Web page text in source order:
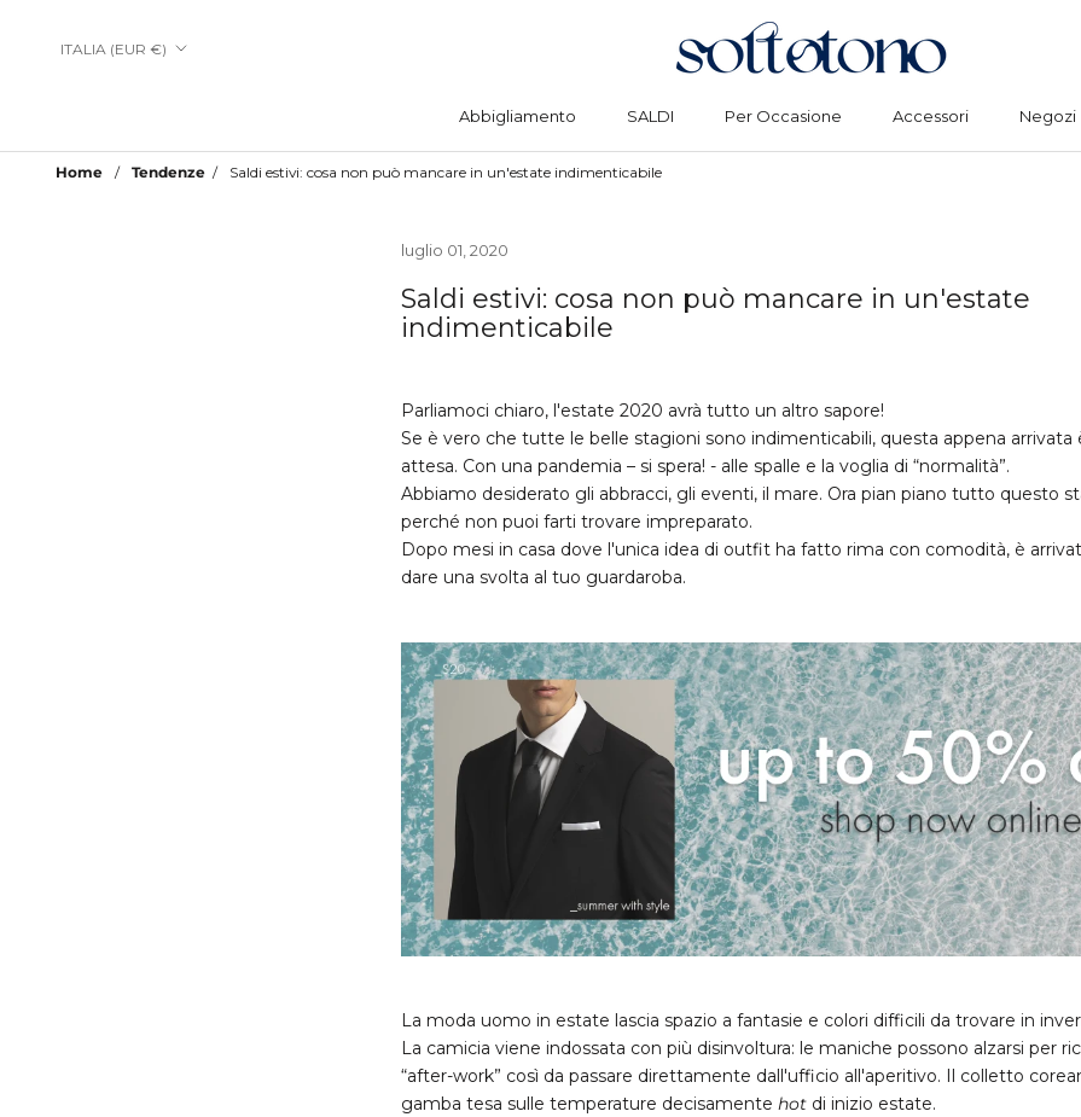
Abbigliamento
SALDI
Per Occasione
Accessori
Negozi
Paese/Area
ITALIA (EUR €)
Home Tendenze Saldi estivi: cosa non può mancare in un'estate indimenticabile
Condividi
luglio 01, 2020
Saldi estivi: cosa non può mancare in un'estate
indimenticabile
Parliamoci chiaro, l'estate 2020 avrà tutto un altro sapore!
Se è vero che tutte le belle stagioni sono indimenticabili, questa appena arrivata
attesa. Con una pandemia – si spera! - alle spalle e la voglia di “normalità”.
Abbiamo desiderato gli abbracci, gli eventi, il mare. Ora pian piano tutto questo
perché non puoi farti trovare impreparato.
Dopo mesi in casa dove l'unica idea di outfit ha fatto rima con comodità, è
dare una svolta al tuo guardaroba.
La moda uomo in estate lascia spazio a fantasie e colori difficili da trovare in
La camicia viene indossata con più disinvoltura: le maniche possono alzarsi per
“after-work” così da passare direttamente dall'ufficio all'aperitivo. Il colletto
gamba tesa sulle temperature decisamente hot di inizio estate.